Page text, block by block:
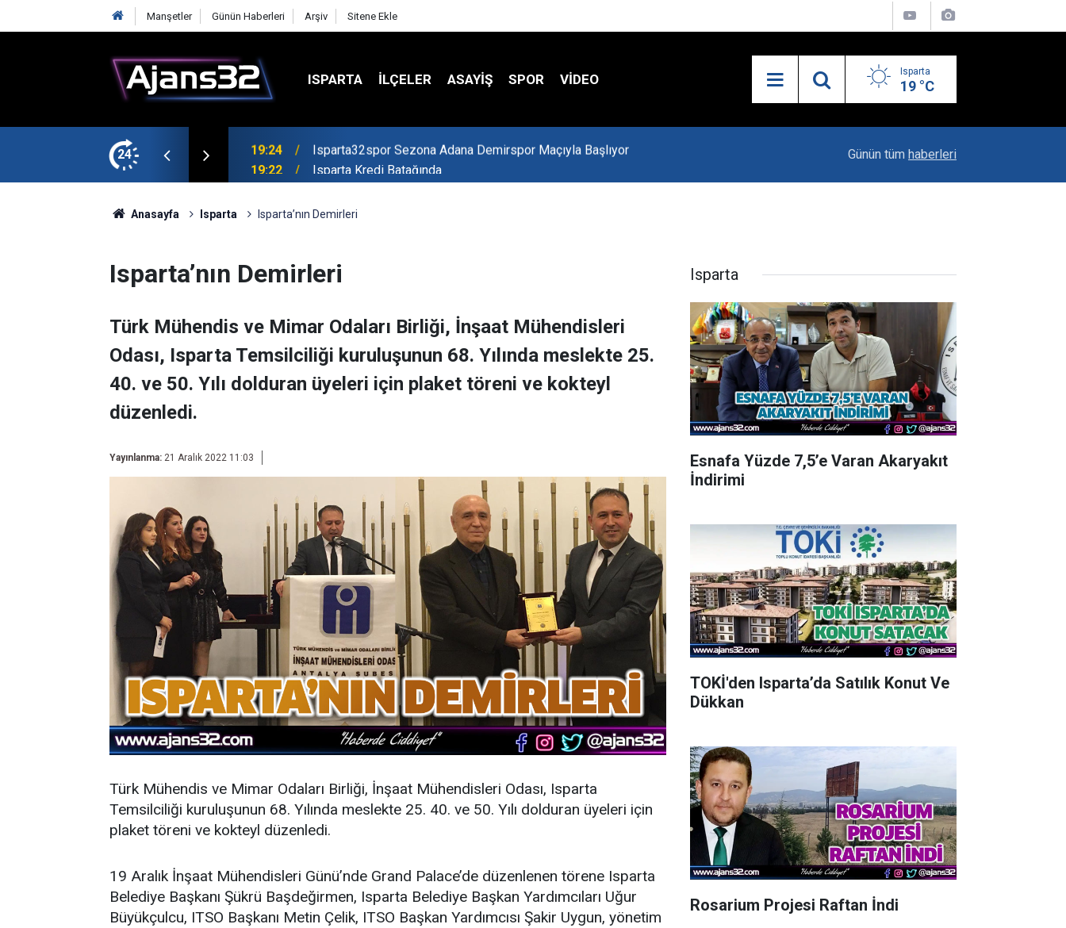
Manşetler Günün Haberleri Arşiv Sitene Ekle
ISPARTA İLÇELER ASAYİŞ SPOR VIDEO Isparta
19 °C
24
Maçıyla Başlıyor 19:22 Isparta Kredi Batağında Vali Erin: Bu İşin Kenarında Olanlara Bile Bu
Günün tüm haberleri
Anasayfa Isparta Isparta’nın Demirleri
Isparta’nın Demirleri
Türk Mühendis ve Mimar Odaları Birliği, İnşaat Mühendisleri
Odası, Isparta Temsilciliği kuruluşunun 68. Yılında meslekte 25.
40. ve 50. Yılı dolduran üyeleri için plaket töreni ve kokteyl
düzenledi.
Yayınlanma: 21 Aralık 2022 11:03
Türk Mühendis ve Mimar Odaları Birliği, İnşaat Mühendisleri Odası, Isparta
Temsilciliği kuruluşunun 68. Yılında meslekte 25. 40. ve 50. Yılı dolduran üyeleri için
plaket töreni ve kokteyl düzenledi.
19 Aralık İnşaat Mühendisleri Günü’nde Grand Palace’de düzenlenen törene Isparta
Belediye Başkanı Şükrü Başdeğirmen, Isparta Belediye Başkan Yardımcıları Uğur
Büyükçulcu, ITSO Başkanı Metin Çelik, ITSO Başkan Yardımcısı Şakir Uygun, yönetim
Isparta
Esnafa Yüzde 7,5’e Varan Akaryakıt
İndirimi
TOKİ'den Isparta’da Satılık Konut Ve
Dükkan
Rosarium Projesi Raftan İndi